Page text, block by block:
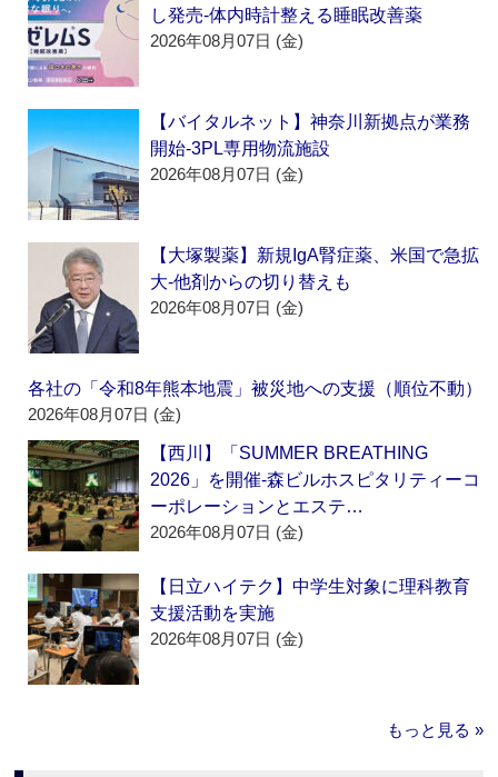
し発売‐体内時計整える睡眠改善薬
2026年08月07日 (金)
【バイタルネット】神奈川新拠点が業務
開始‐3PL専用物流施設
2026年08月07日 (金)
【大塚製薬】新規IgA腎症薬、米国で急拡
大‐他剤からの切り替えも
2026年08月07日 (金)
各社の「令和8年熊本地震」被災地への支援（順位不動）
2026年08月07日 (金)
【西川】「SUMMER BREATHING
2026」を開催‐森ビルホスピタリティーコ
ーポレーションとエステ…
2026年08月07日 (金)
【日立ハイテク】中学生対象に理科教育
支援活動を実施
2026年08月07日 (金)
もっと見る »